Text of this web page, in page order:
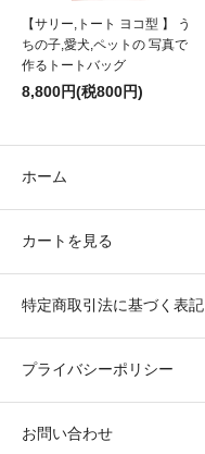
【サリー,トート ヨコ型 】 う
ちの子,愛犬,ペットの 写真で
作るトートバッグ
8,800円(税800円)
ホーム
カートを見る
特定商取引法に基づく表記
プライバシーポリシー
お問い合わせ